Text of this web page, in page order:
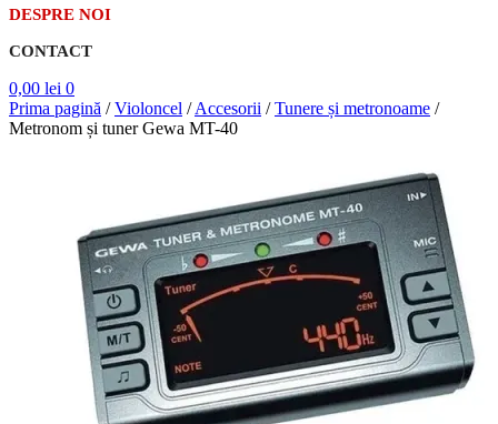
DESPRE NOI
CONTACT
0,00 lei 0
Prima pagină /Violoncel /Accesorii /Tunere și metronoame /
Metronom și tuner Gewa MT-40